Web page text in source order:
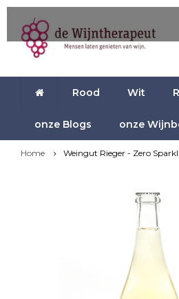
Rood Wit
onze Blogs onze
Home Weingut Rieger - Zero